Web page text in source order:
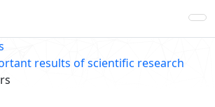
results of scientific research